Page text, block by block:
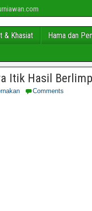
& Khasiat
Hama dan
Itik Hasil
Comments